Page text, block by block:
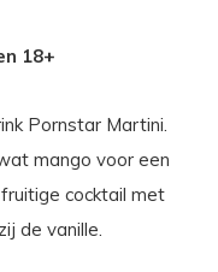
18+
Pornstar Martini.
mango voor een
cocktail met
de vanille.